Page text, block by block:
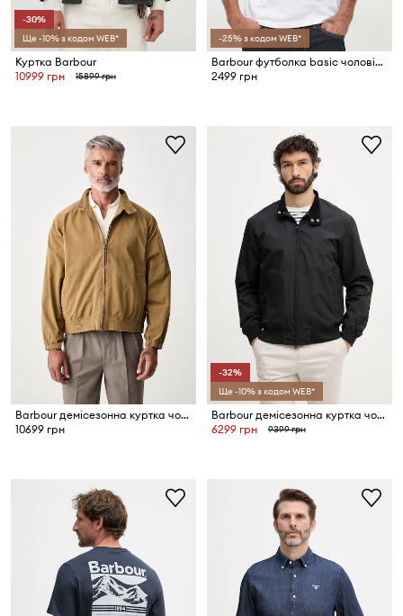
-30%
Ще -10% з кодом WEB*
Куртка Barbour
10999 грн
15899 грн
-25% з кодом WEB*
Barbour футболка basic чоловіча бавовняна ESSENTIALS
2499 грн
Barbour демісезонна куртка чоловіча бавовняна Royston
10699 грн
-32%
Ще -10% з кодом WEB*
Barbour демісезонна куртка чоловіча Royston
6299 грн
9399 грн